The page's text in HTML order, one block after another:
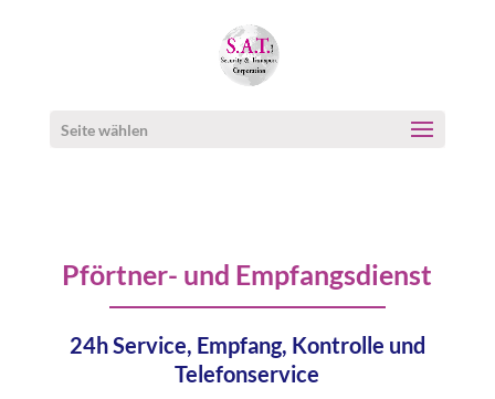
Seite wählen
Pförtner- und Empfangsdienst
24h Service, Empfang, Kontrolle und
Telefonservice